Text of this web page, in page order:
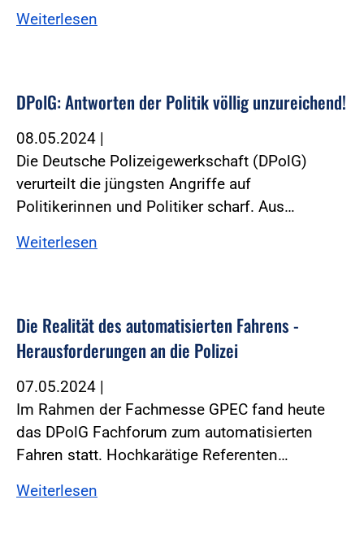
Weiterlesen
DPolG: Antworten der Politik völlig unzureichend!
08.05.2024 |
Die Deutsche Polizeigewerkschaft (DPolG)
verurteilt die jüngsten Angriffe auf
Politikerinnen und Politiker scharf. Aus…
Weiterlesen
Die Realität des automatisierten Fahrens -
Herausforderungen an die Polizei
07.05.2024 |
Im Rahmen der Fachmesse GPEC fand heute
das DPolG Fachforum zum automatisierten
Fahren statt. Hochkarätige Referenten…
Weiterlesen